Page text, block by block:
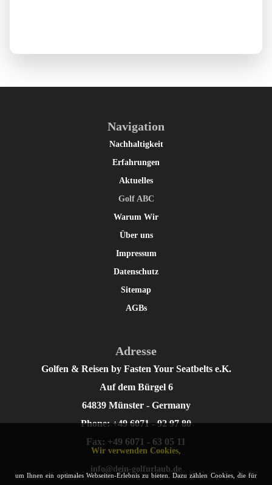
Navigation
Nachhaltigkeit
Erfahrungen
Aktuelles
Golf ABC
Warum Wir
Über uns
Impressum
Datenschutz
Sitemap
AGBs
Adresse
Golfen & Reisen by Fasten Your Seatbelts e.K.
Auf dem Bürgel 6
64839 Münster - Germany
Phone: +49 6071 - 92 97 80
Fax: +49 6071 - 63 05 11
info@dein-golfurlaub.de
Wir verwenden Cookies,
um Ihnen ein optimales Webseiten-Erlebnis zu bieten. Dazu zählen Cookies, die für